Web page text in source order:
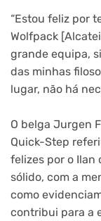
“Estou feliz por
Wolfpack
grande equipa,
das minhas
lugar, não há
O belga Jurgen
Quick-Step
felizes por o Ilan
sólido, com a
como
contribui para a